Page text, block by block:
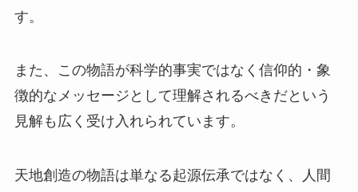
す。
また、この物語が科学的事実ではなく信仰的・象
徴的なメッセージとして理解されるべきだという
見解も広く受け入れられています。
天地創造の物語は単なる起源伝承ではなく、人間